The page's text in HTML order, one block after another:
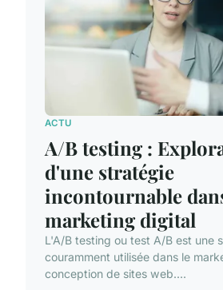
ACTU
A/B testing :
d'une stratégie
incontournable
marketing digital
L'A/B testing ou test A/B est une
couramment utilisée dans le
conception de sites web....